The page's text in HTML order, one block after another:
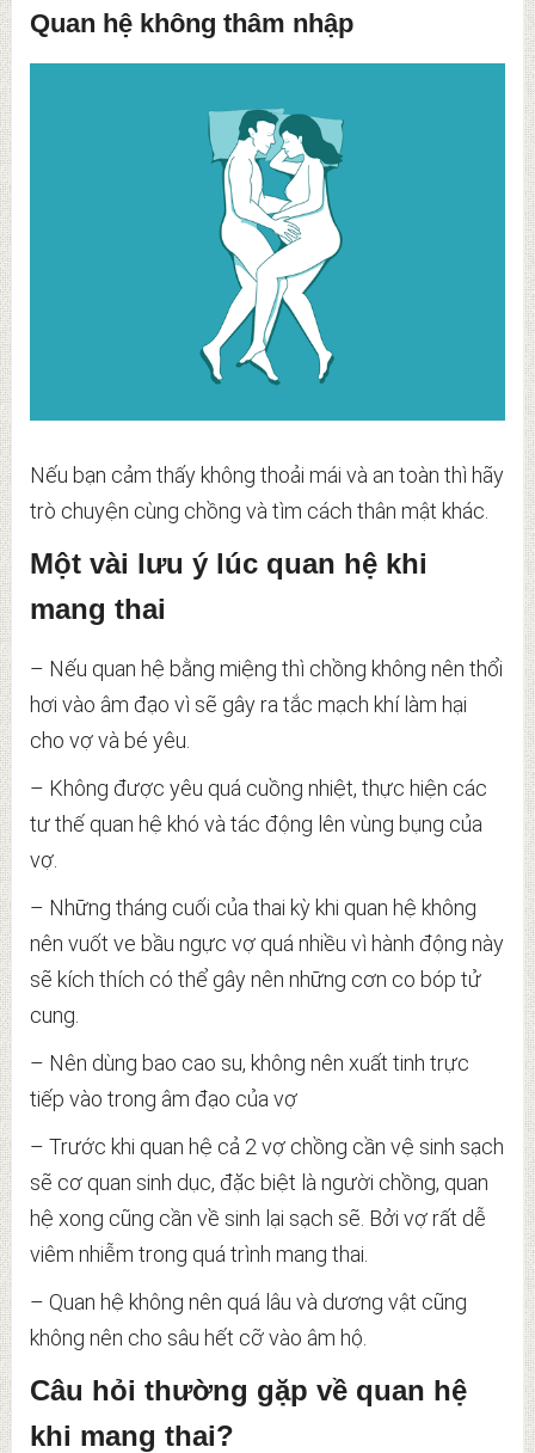
Quan hệ không thâm nhập
Nếu bạn cảm thấy không thoải mái và an toàn thì hãy
trò chuyện cùng chồng và tìm cách thân mật khác.
Một vài lưu ý lúc quan hệ khi
mang thai
– Nếu quan hệ bằng miệng thì chồng không nên thổi
hơi vào âm đạo vì sẽ gây ra tắc mạch khí làm hại
cho vợ và bé yêu.
– Không được yêu quá cuồng nhiệt, thực hiện các
tư thế quan hệ khó và tác động lên vùng bụng của
vợ.
– Những tháng cuối của thai kỳ khi quan hệ không
nên vuốt ve bầu ngực vợ quá nhiều vì hành động này
sẽ kích thích có thể gây nên những cơn co bóp tử
cung.
– Nên dùng bao cao su, không nên xuất tinh trực
tiếp vào trong âm đạo của vợ
– Trước khi quan hệ cả 2 vợ chồng cần vệ sinh sạch
sẽ cơ quan sinh dục, đặc biệt là người chồng, quan
hệ xong cũng cần về sinh lại sạch sẽ. Bởi vợ rất dễ
viêm nhiễm trong quá trình mang thai.
– Quan hệ không nên quá lâu và dương vật cũng
không nên cho sâu hết cỡ vào âm hộ.
Câu hỏi thường gặp về quan hệ
khi mang thai?